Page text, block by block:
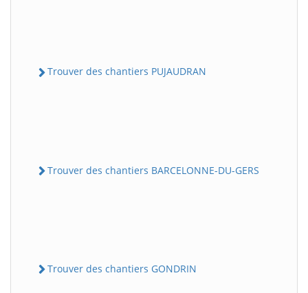
Trouver des chantiers PUJAUDRAN
Trouver des chantiers BARCELONNE-DU-GERS
Trouver des chantiers GONDRIN